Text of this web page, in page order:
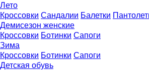
Лето
Кроссовки Сандалии Балетки
Демисезон женские
Кроссовки Бoтинки Сапоги
Зима
Кроссовки Ботинки Сапоги
Детская обувь